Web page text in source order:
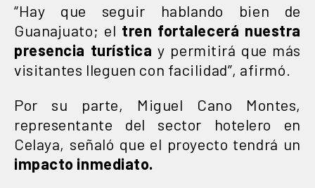
“Hay que seguir hablando bien de
Guanajuato; el tren fortalecerá nuestra
presencia turística y permitirá que más
visitantes lleguen con facilidad”, afirmó.
Por su parte, Miguel Cano Montes,
representante del sector hotelero en
Celaya, señaló que el proyecto tendrá un
impacto inmediato.